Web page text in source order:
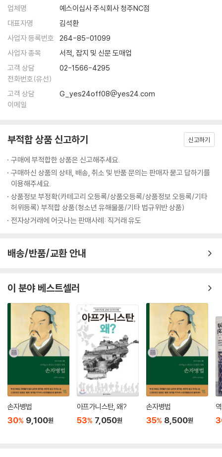
· 이로움과 해로움을 함께 살펴라 - 정나라 명재상 자산의 혜안
· 적이 판 함정을 발판으로 삼아라 - 정국의 진나라 수로 건설
· 리더의 지혜는 경청에서 나온다 - 두 사람의 항명, 서로 다른 처벌
요행을 바라지 말고 역량을 쌓아라
· 과신은 스스로를 망친다 - 천하영웅 항우의 몰락
제9편│행군 行軍 적의 움직임에 답이 있다
· 적이 대응하지 못할 판을 짜라 - 강 한가운데서 패한 조구
적의 동태를 파악하는 방법
· 적의 의도를 역이용하라 - 한신이 패전한 척 후퇴한 이유
승리하는 군대를 다스리는 법
· 리더는 때로는 너그럽고, 때로는 엄격해야 한다 - 문무를 겸비한 황제, 강
희제
제10편│지형 地形 지형을 꿰뚫는 자가 전장을 지배한다
내가 있는 곳을 올바로 이해하라
· 지형을 읽어야 승리할 수 있다 - 제갈량의 읍참마속
실패에서 배워라
· 공동체에 이로운 길을 따라가라 - 도를 지킨 문공, 명성을 탐한 자옥
· 허울뿐인 명분은 일을 그르친다 - 송나라 양공의 지나친 인의
적을 알고 나를 알면 승리를 거두는 데 위태로움이 없다
· 허울이 아닌 진심으로 대하라 - 오기 장군이 병사의 종기를 빨아준 까닭
· 때와 자리를 모르면 승리할 수 없다 - 효산에서 무너진 진목공의 원정
국가가 군사를 일으켜 빈곤해지는 까닭은 군사 원정에 수반되는 장거리 운
송에 있다. 장거리 운송은 필연적으로 백성을 가난하게 만든다. 군대가 지
나가는 지역에서는 물가가 폭등하고, 물가가 폭등하면 백성의 재물이 고갈
되며, 재물이 고갈되면 세금과 노역이 가중된다. … 전쟁에서 귀중함은 신
속한 승리에 있으며 결코 오래 끄는 데 있지 않다. 진정으로 용병의 도를 터
득하고 그 이익을 통찰하는 장수야말로, 백성의 생사 운명을 결정하고 국
가 안위와 존망을 주재하는 존재다.
--- p.57-65 「제2편│작전」 중에서
략하는 데 있다. 물은 지세에 근거하여 흘러가고, 용병은 상이한 적정에 근
거하여 각기 다른 승리의 책략을 구사한다. 용병은 변하지 않는 상세(常
勢)가 없고, 물은 변하지 않는 상형(常形)이 없다. 적정의 변화에 근거하
여 능히 승리를 거두는 것을 곧 신과 같은 용병이라고 한다.
--- p.167-168 「제6편│허실」 중에서
실상을 감추고 허를 꿰뚫어라: 원수의 손으로 자신의 이름을 빛낸 손빈
“날이 저물면 이 나무 아래 불이 켜질 것이다. 그 불빛을 향해 일제히 활을
언가 새겨져 있는 것을 발견하고는, 그 글자를 확인하려 불을 밝히게 했다.
미 손쓸 도리가 없음을 깨닫고 칼을 빼어 자결하며, 죽기 직전 이렇게 탄식
했다.
“결국 내가 저 아이의 이름을 빛내주는구나!”
제나라는 이 기세를 몰아 위나라 군을 궤멸시키고 위나라 태자마저 포로로
사로잡아 귀환했다.
--- p.171 「제6편│허실」 중에서
장수가 자신의 군대만 파악하고 적의 군대를 파악하지 못하면 승리할 가능
성은 반반이다. 적의 군대만 파악하고 자신의 군대는 파악하지 못하면 승
리할 가능성은 역시 반반이다. 적의 정황을 파악하고 자신의 정황도 파악
했지만 지형이 작전에 불리한 것을 파악하지 못한다면, 승리할 가능성은
절반에 지나지 않는다. 진정으로 용병에 통달한 장수는 행동에 미혹함이
많은 이들이 손자를 승리의 기술자로 오해한다. 그러나 그는 싸움마다 이
기는 것을 최고라 하지 않았다. 손자가 강조한 것은 백 번 싸워도 위태롭지
워라”라고 냉정하게 말했다. 싸움에 뛰어들고 나서 이기려는 것은 도박이
지만, 미리 승리의 조건을 만들어 놓고 싸우는 것은 전략이다. 오늘날의 경
쟁 사회에서 이 가르침은 더욱 무겁게 다가온다. 성급한 성공은 쉽게 무너
지고, 단기 실적만 추구하는 기업은 지속되지 않는다. 오히려 불필요한 싸
움을 피하고, 싸우지 않고 이기는 자가 진정한 승자다. 『손자병법』은 단순
백 번 싸워도 위태롭지 않은 ‘불태’ 전략
『손자병법』의 핵심은 바로 이 지점에 있다. 손자는 단순히 “어떻게 이길 것
인가”가 아니라 “어떻게 순간의 성취가 아닌, 오래 지속되는 기반을 마련
할 것인가”를 묻는다.
그래서 손자는 백 번 싸워 백 번 이기는 ‘백전백승’(百戰百勝)이 아닌 백
뛰어들고 나서 이기려 하지 말고, 상대를 파악하고 나의 약점을 보완해 승
리의 조건을 먼저 갖춘 뒤 움직여야 한다는 것이다.
2,500년 전에 쓰인 책이지만, 손자의 통찰은 정치·경제·비즈니스·인간관
4 용지 5장 분량의 6천 자 속에서 진정한 승리의 의미를 묻고, 전쟁의 모
든 것을 집대성했다. 그 주제는 승패 예측, 지형 파악과 주도권 장악, 지휘
체계와 병사들의 사기 관리, 첩자와 심리전 운용까지 총망라한다. 그 본질
은 오늘날의 인간 행동과 심리 분석, 조직 경영과 다르지 않다.
읽는 고전에서 체험하는 고전으로
현대지성 클래식은 『손자병법』을 단순한 번역서가 아닌 스토리텔링 중심
해석서로 선보인다. 고전의 묵직한 울림을 살리면서도, 현대 독자들이 흥
미롭게 읽고 일상에 당장 적용할 수 있는 실천적 전략서로 다듬었다.
업체명
예스이십사 주식회사 청주NC점
대표자명
김석환
사업자 등록번호
264-85-01099
사업자 종목
서적, 잡지 및 신문 도매업
고객 상담
전화번호(유선)
02-1566-4295
고객 상담
이메일
G_yes24off08@yes24.com
부적합 상품 신고하기 신고하기
구매에 부적합한 상품은 신고해주세요.
구매하신 상품의 상태, 배송, 취소 및 반품 문의는 판매자 묻고 답하기를
이용해주세요.
상품정보 부정확(카테고리 오등록/상품오등록/상품정보 오등록/기타
허위등록) 부적합 상품(청소년 유해물품/기타 법규위반 상품)
전자상거래에 어긋나는 판매사례: 직거래 유도
배송/반품/교환 안내
이 분야 베스트셀러
손자병법
30% 9,100원
아프가니스탄, 왜?
53% 7,050원
손자병법
35% 8,500원